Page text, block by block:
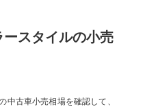
スタイルの小売
古車小売相場を確認して、